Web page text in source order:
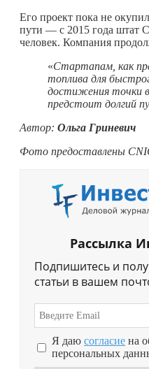
Его проект пока не
пути — с 2015 года штат
человек. Компания
«Стартапам, как
топлива для
достижения точки
предстоит долгий
Автор: Ольга Гриневич
Фото предоставлены
Рассылка
Подпишитесь и
статьи в вашем
Я даю согласие на
персональных